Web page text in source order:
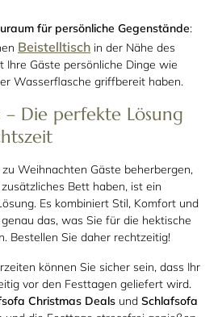
für persönliche Gegenstände:
Beistelltisch in der Nähe des
Ihre Gäste persönliche Dinge wie
Wasserflasche griffbereit haben.
– Die perfekte Lösung
Weihnachten Gäste beherbergen,
Bett haben, ist ein
Es kombiniert Stil, Komfort und
das, was Sie für die hektische
Bestellen Sie daher rechtzeitig!
können Sie sicher sein, dass Ihr
vor den Festtagen geliefert wird.
Christmas Deals und Schlafsofa